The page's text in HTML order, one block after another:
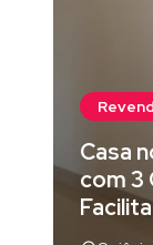
Casa
com 3